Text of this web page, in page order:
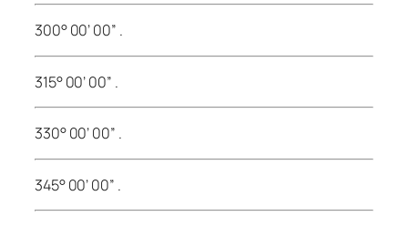
300° 00’ 00” .
315° 00’ 00” .
330° 00’ 00” .
345° 00’ 00” .